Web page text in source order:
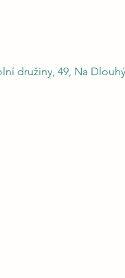
družiny, 49, Na